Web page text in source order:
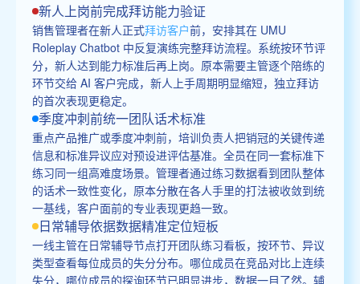
新人上岗前完成拜访能力验证
销售管理者在新人正式拜访客户前，安排其在 UMU
Roleplay Chatbot 中反复演练完整拜访流程。系统按环节评
分，新人达到能力标准后再上岗。原本需要主管逐个陪练的
环节交给 AI 客户完成，新人上手周期明显缩短，独立拜访
的首次表现更稳定。
季度冲刺前统一团队话术标准
重点产品推广或季度冲刺前，培训负责人把销冠的关键传递
信息和标准异议应对预设进评估基准。全员在同一套标准下
练习同一组高难度场景。管理者通过练习数据看到团队整体
的话术一致性变化，原本分散在各人手里的打法被收敛到统
一基线，客户面前的专业表现更趋一致。
日常辅导依据数据精准定位短板
一线主管在日常辅导节点打开团队练习看板，按环节、异议
类型查看每位成员的失分分布。哪位成员在竞品对比上连续
失分，哪位成员的探询环节已明显进步，数据一目了然。辅